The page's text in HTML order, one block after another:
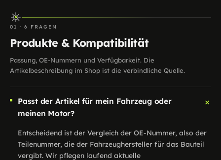
01 · 6 FRAGEN
Produkte & Kompatibilität
Passung, OE-Nummern und Verfügbarkeit. Die
Artikelbeschreibung im Shop ist die verbindliche Quelle.
Passt der Artikel für mein Fahrzeug oder
meinen Motor?
+
Entscheidend ist der Vergleich der OE-Nummer, also der
Teilenummer, die der Fahrzeughersteller für das Bauteil
vergibt. Wir pflegen laufend aktuelle